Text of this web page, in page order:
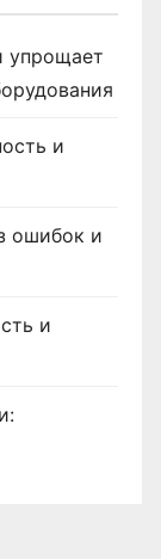
упрощает
и
ошибок и
и